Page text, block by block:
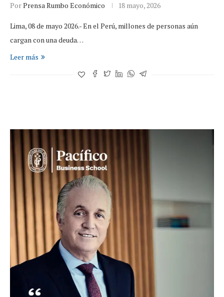
PorPrensa Rumbo Económico 18 mayo, 2026
Lima, 08 de mayo 2026.- En el Perú, millones de personas aún
cargan con una deuda…
Leer más